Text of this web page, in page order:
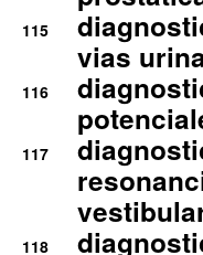
115
vias
116
117
118